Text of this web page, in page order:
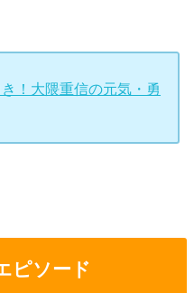
き！大隈重信の元気・勇
ピソード